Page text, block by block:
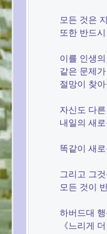
모든 것은
또한 반드
이를 인생
같은 문제
절망이 찾
자신도 다
내일의 새
똑같이 새
그리고 그
모든 것이
하버드대
《느리게